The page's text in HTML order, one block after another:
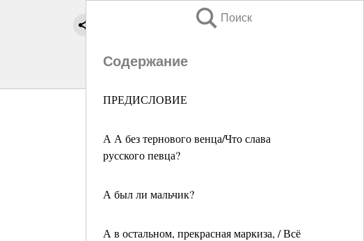
Поиск
Содержание
ПРЕДИСЛОВИЕ
А А без тернового венца/Что слава
русского певца?
А был ли мальчик?
А в остальном, прекрасная маркиза, / Всё